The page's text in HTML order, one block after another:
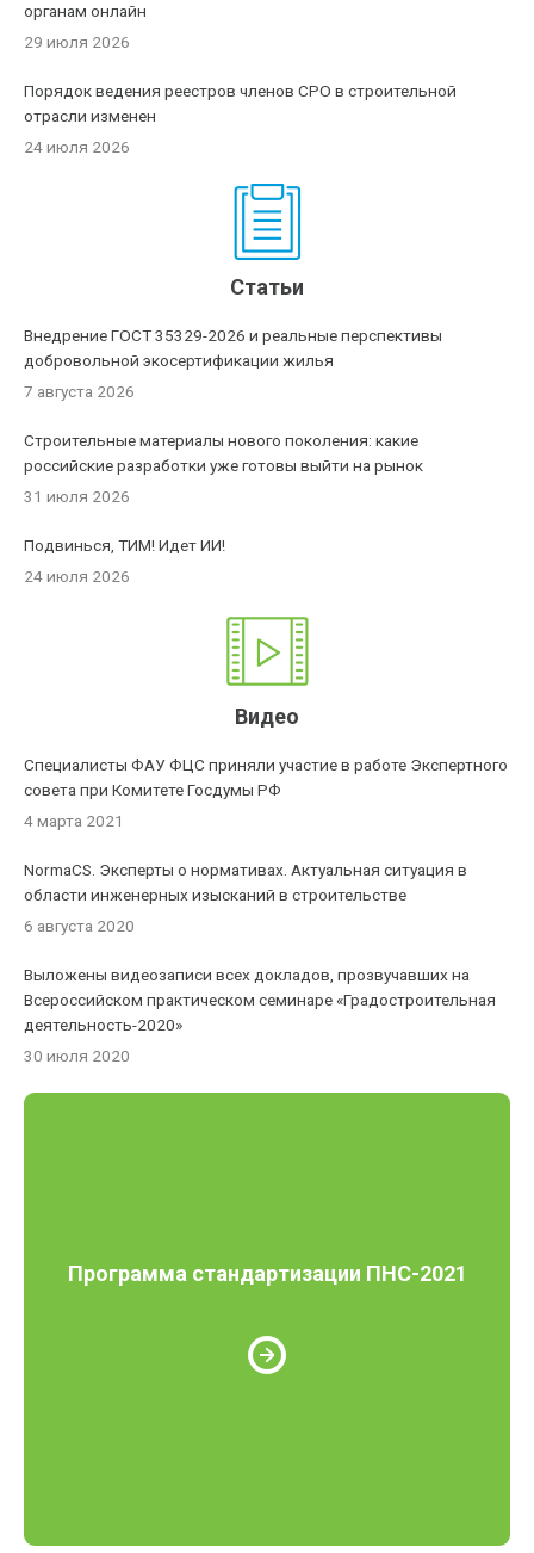
органам онлайн
29 июля 2026
Порядок ведения реестров членов СРО в строительной
отрасли изменен
24 июля 2026
Статьи
Внедрение ГОСТ 35329-2026 и реальные перспективы
добровольной экосертификации жилья
7 августа 2026
Строительные материалы нового поколения: какие
российские разработки уже готовы выйти на рынок
31 июля 2026
Подвинься, ТИМ! Идет ИИ!
24 июля 2026
Видео
Специалисты ФАУ ФЦС приняли участие в работе Экспертного
совета при Комитете Госдумы РФ
4 марта 2021
NormaCS. Эксперты о нормативах. Актуальная ситуация в
области инженерных изысканий в строительстве
6 августа 2020
Выложены видеозаписи всех докладов, прозвучавших на
Всероссийском практическом семинаре «Градостроительная
деятельность-2020»
30 июля 2020
Программа стандартизации ПНС-2021